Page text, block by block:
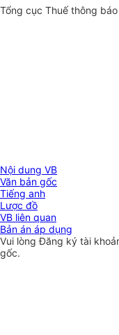
Tổng cục Thuế thông
Nội dung VB
Văn bản gốc
Tiếng anh
Lược đồ
VB liên quan
Bản án áp dụng
Vui lòngĐăng ký tài
gốc.